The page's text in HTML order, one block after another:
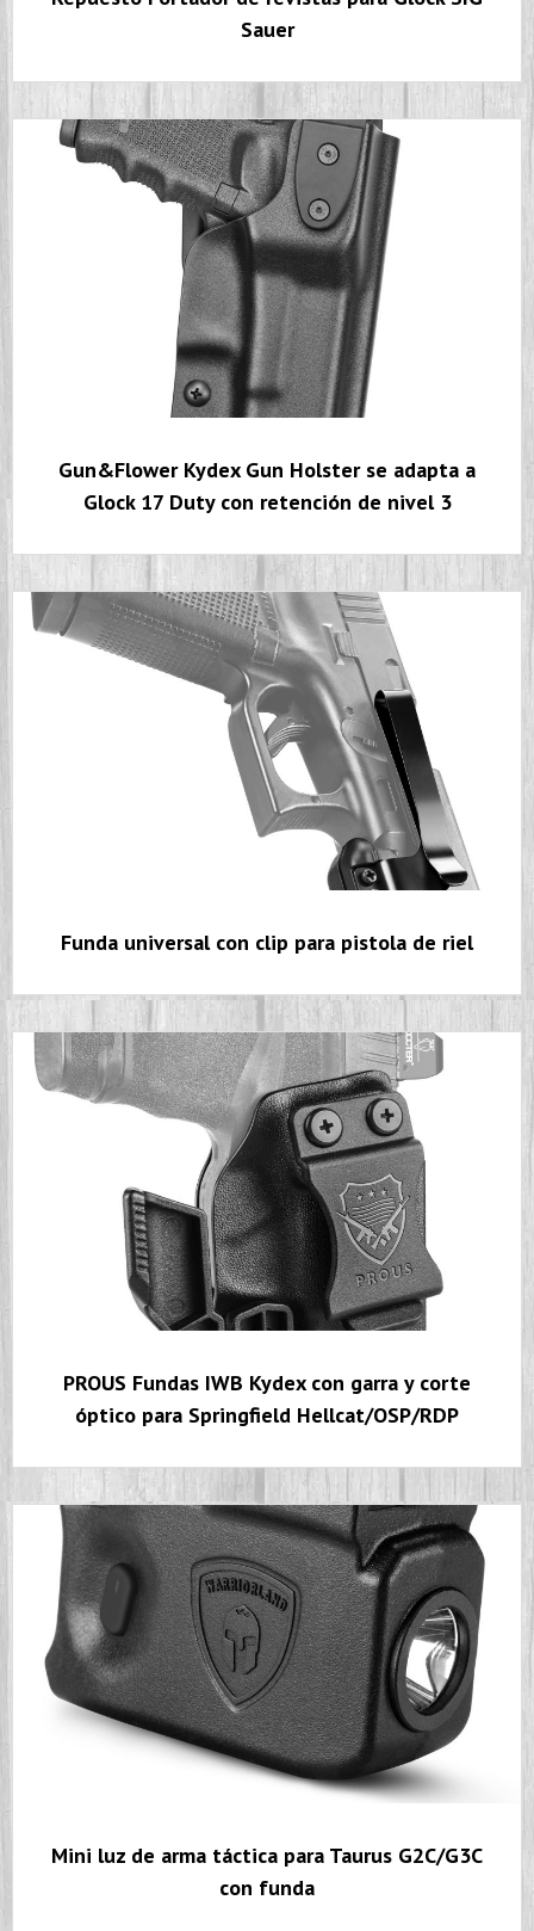
Sauer
Gun&Flower Kydex Gun Holster se adapta a
Glock 17 Duty con retención de nivel 3
Funda universal con clip para pistola de riel
PROUS Fundas IWB Kydex con garra y corte
óptico para Springfield Hellcat/OSP/RDP
Mini luz de arma táctica para Taurus G2C/G3C
con funda